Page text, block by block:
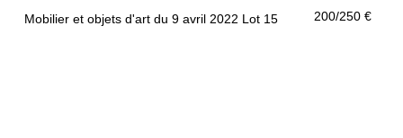
Mobilier et objets d'art du 9 avril 2022 Lot 15 200/250 €